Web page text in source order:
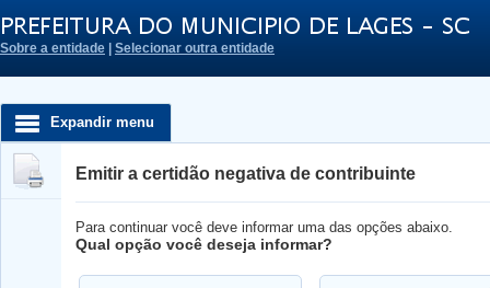
Sobre a entidade | Selecionar outra entidade
Emitir a certidão negativa de contribuinte
Para continuar você deve informar uma das opções abaixo.
Qual opção você deseja informar?
Expandir menu